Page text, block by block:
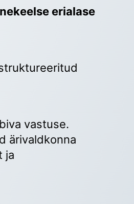
erialase
vastuse.
ärivaldkonna
ja